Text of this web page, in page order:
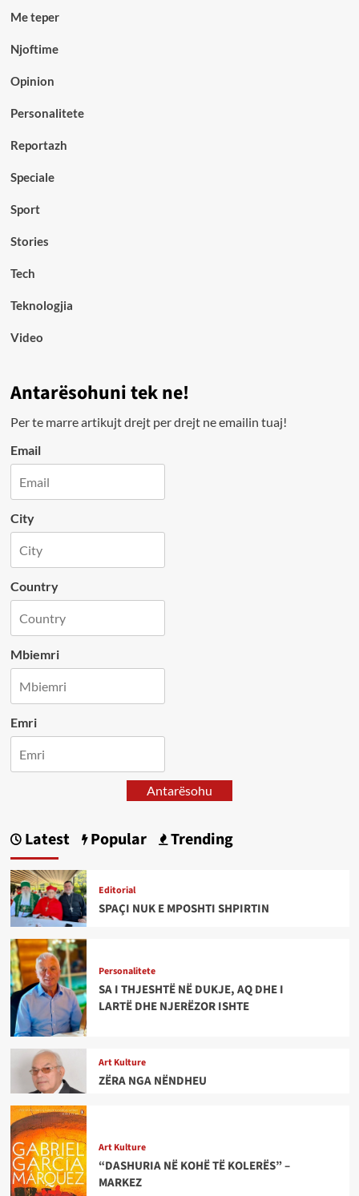
Me teper
Njoftime
Opinion
Personalitete
Reportazh
Speciale
Sport
Stories
Tech
Teknologjia
Video
Antarësohuni tek ne!
Per te marre artikujt drejt per drejt ne emailin tuaj!
Email
City
Country
Mbiemri
Emri
Antarësohu
Latest Popular Trending
Editorial
SPAÇI NUK E MPOSHTI SHPIRTIN
Personalitete
SA I THJESHTË NË DUKJE, AQ DHE I
LARTË DHE NJERËZOR ISHTE
Art Kulture
ZËRA NGA NËNDHEU
Art Kulture
“DASHURIA NË KOHË TË KOLERËS” –
MARKEZ